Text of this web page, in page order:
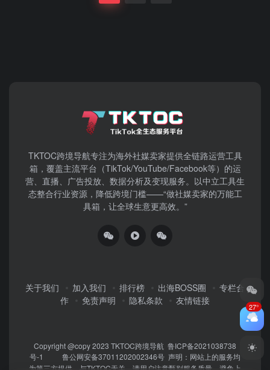
TKTOC跨境导航​专注为海外社媒卖家提供全链路运营工具
箱，覆盖主流平台（TikTok/YouTube/Facebook等）​的运
营、直播、广告投放、数据分析及变现服务。以中立工具生
态整合行业资源，降低跨境门槛——“做社媒卖家的万能工
具箱，让全球生意更高效。”
关于我们 加入我们 排行榜 出海BOSS圈
专栏合
作
免责声明 隐私条款 友情链接
Copyright @copy 2023 TKTOC跨境导航 鲁ICP备2021038738
号-1
鲁公网安备37011202002346号 声明：网站上的服务均
为第三方提供，与TKTOC无关。请用户注意甄别服务质量，避免上
27°